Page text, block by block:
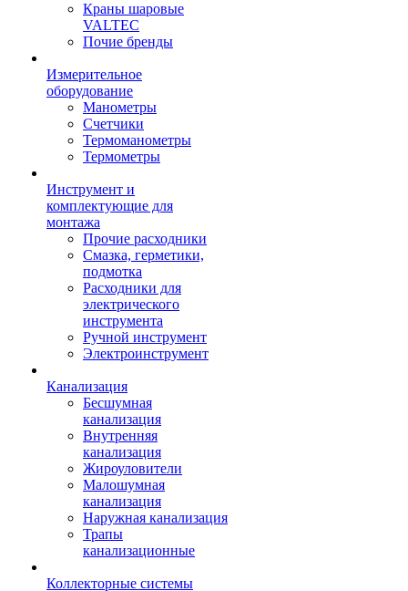
Краны шаровые
VALTEC
Почие бренды
Измерительное
оборудование
Манометры
Счетчики
Термоманометры
Термометры
Инструмент и
комплектующие для
монтажа
Прочие расходники
Смазка, герметики,
подмотка
Расходники для
электрического
инструмента
Ручной инструмент
Электроинструмент
Канализация
Бесшумная
канализация
Внутренняя
канализация
Жироуловители
Малошумная
канализация
Наружная канализация
Трапы
канализационные
Коллекторные системы